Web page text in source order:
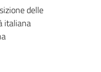
delle
italiana